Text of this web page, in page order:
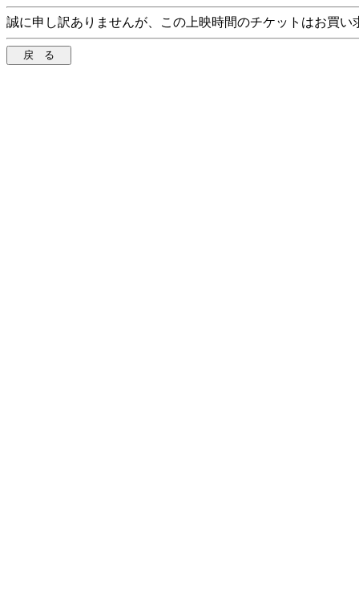
誠に申し訳ありませんが、この上映時間のチケットはお買い